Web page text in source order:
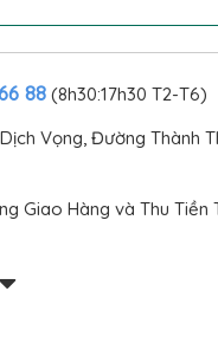
88 (8h30:17h30 T2-T6)
Vọng, Đường Thành
Giao Hàng và Thu Tiền